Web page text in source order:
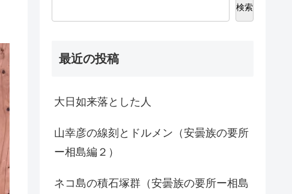
検索
最近の投稿
大日如来落とした人
山幸彦の線刻とドルメン（安曇族の要所
ー相島編２）
ネコ島の積石塚群（安曇族の要所ー相島